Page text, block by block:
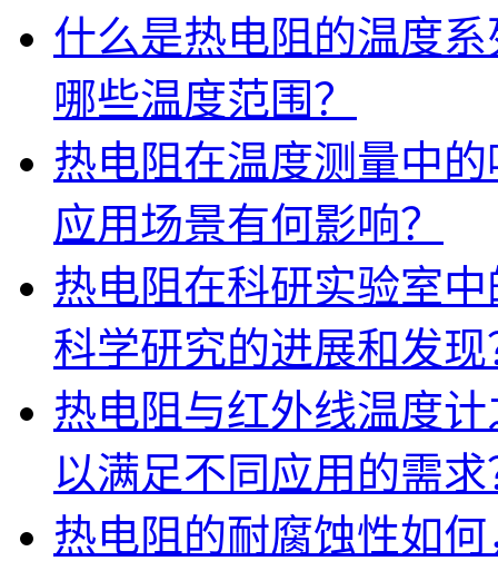
什么是热电阻的温度
哪些温度范围？
热电阻在温度测量中
应用场景有何影响？
热电阻在科研实验室
科学研究的进展和发现
热电阻与红外线温度
以满足不同应用的需求
热电阻的耐腐蚀性如